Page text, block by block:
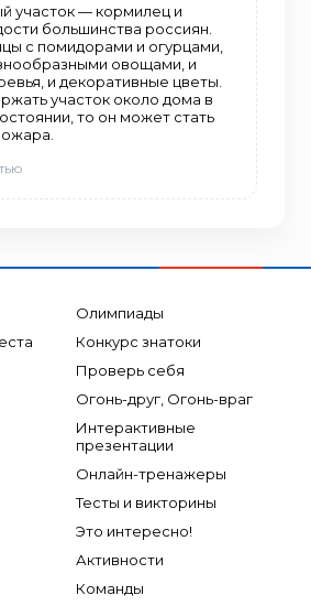
участок — кормилец и
большинства россиян.
с помидорами и огурцами,
овощами, и
и декоративные цветы.
участок около дома в
то он может стать
Олимпиады
Конкурс знатоки
Проверь себя
Огонь-друг, Огонь-враг
Интерактивные
презентации
Онлайн-тренажеры
Тесты и викторины
Это интересно!
Активности
Команды